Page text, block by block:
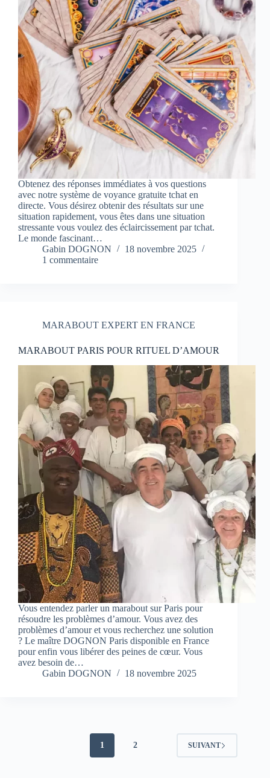
Obtenez des réponses immédiates à vos questions
avec notre système de voyance gratuite tchat en
directe. Vous désirez obtenir des résultats sur une
situation rapidement, vous êtes dans une situation
stressante vous voulez des éclaircissement par tchat.
Le monde fascinant…
Gabin DOGNON
18 novembre 2025
1 commentaire
MARABOUT EXPERT EN FRANCE
MARABOUT PARIS POUR RITUEL D’AMOUR
Vous entendez parler un marabout sur Paris pour
résoudre les problèmes d’amour. Vous avez des
problèmes d’amour et vous recherchez une solution
? Le maître DOGNON Paris disponible en France
pour enfin vous libérer des peines de cœur. Vous
avez besoin de…
Gabin DOGNON
18 novembre 2025
1 2 SUIVANT